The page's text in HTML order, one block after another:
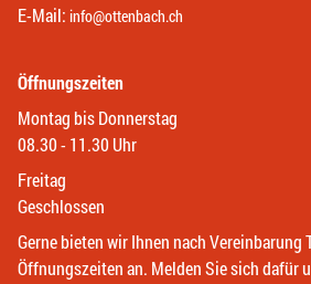
E-Mail: info@ottenbach.ch
Öffnungszeiten
Montag bis Donnerstag
08.30 - 11.30 Uhr
Freitag
Geschlossen
Gerne bieten wir Ihnen nach Vereinbarung
Öffnungszeiten an. Melden Sie sich dafür